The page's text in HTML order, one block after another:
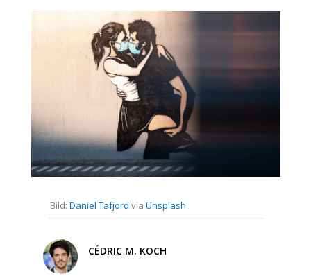
ECONOMISTS FOR FUTURE
DEUTSCHLAND
Bild: Daniel Tafjord via Unsplash
CÉDRIC M. KOCH